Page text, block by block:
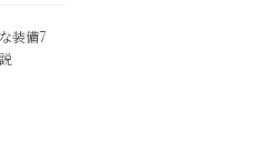
装備7